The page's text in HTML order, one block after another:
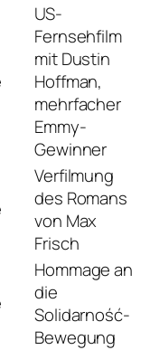
US-
Fernsehfilm
mit Dustin
Hoffman,
mehrfacher
Emmy-
Gewinner
Verfilmung
des Romans
von Max
Frisch
Hommage an
die
Solidarność-
Bewegung